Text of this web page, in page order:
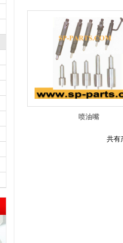
喷油嘴
共有